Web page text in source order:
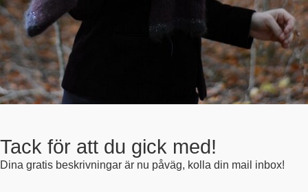
Tack för att du gick med!
Dina gratis beskrivningar är nu påväg, kolla din mail inbox!